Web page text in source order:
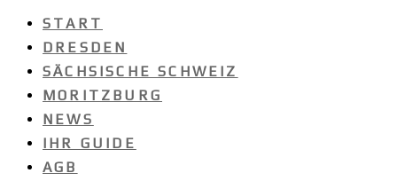
START
DRESDEN
SÄCHSISCHE SCHWEIZ
MORITZBURG
NEWS
IHR GUIDE
AGB